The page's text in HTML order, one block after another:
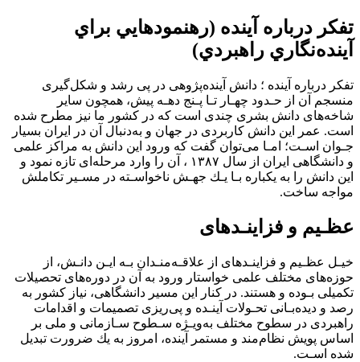
تفكر درباره آينده (رهنمودهايي براي
آينده‌نگاري راهبردي)
تفكر درباره آينده ؛ داﻧﺶ آﻳﻨﺪهﭘﮋوﻫﻰ در ﭘﻰ رﺷﺪ و ﺷﻜﻞﮔﻴﺮى
ﻣﻨﺴﺠﻢ آن از ﺣـﺪود ﭼﻬـﺎر ﺗـﺎ ﭘـﻨﺞ دﻫـﻪ ﭘﻴﺶ، ﻫﻤﭽﻮن ﺳﺎﻳﺮ
ﺷﺎﺧﻪﻫﺎى داﻧﺶ ﺑﺸﺮى ﭼﻨﺪى اﺳﺖ ﻛﻪ در ﻛﺸﻮر ﻣﺎ ﻧﻴﺰ ﻣﻄﺮح ﺷﺪه
اﺳﺖ. ﻋﻤﺮ اﻳﻦ داﻧﺶ ﻛﺎرﺑﺮدى در ﺟﻬﺎن و ﺑﻪدﻧﺒﺎل آن در اﻳﺮان ﺑﺴﻴﺎر
ﺟـﻮان اﺳـﺖ؛ اﻣـﺎ ﻣﻰﺗﻮان ﮔﻔﺖ ﻛﻪ ورود اﻳﻦ داﻧﺶ ﺑﻪ ﻣﺮاﻛﺰ ﻋﻠﻤﻰ
و داﻧﺸﮕﺎﻫﻰ اﻳﺮان از ﺳﺎل ١٣٨٧ ، آن را وارد ﻣﺮﺣﻠﻪاى ﺗﺎزه ﻧﻤﻮد و
اﻳﻦ داﻧﺶ را ﺑﻪ ﻳﻜﺒﺎره ﺑـﺎ ﻳـﻚ ﺟﻬـﺶ ﻧﺎﺧﻮاﺳـﺘﻪ در ﻣﺴـﻴﺮ ﺗﻜﺎﻣﻠﺶ
ﻣﻮاﺟﻪ ﺳﺎﺧﺖ.
ﻋﻈـﻴﻢ و ﻓﺰاﻳﻨـﺪهاى
ﺧﻴـﻞ ﻋﻈـﻴﻢ و ﻓﺰاﻳﻨـﺪهاى از ﻋﻼﻗـﻪﻣﻨـﺪان ﺑـﻪ اﻳـﻦ داﻧـﺶ، از
ﺣﻮزهﻫﺎى ﻣﺨﺘﻠﻒ ﻋﻠﻤﻰ ﺧﻮاﺳﺘﺎر ورود ﺑﻪ آن در دورهﻫﺎى ﺗﺤﺼﻴﻼت
ﺗﻜﻤﻴﻠﻰ ﺑـﻮده و ﻫﺴﺘﻨﺪ. در ﻛﻨﺎر اﻳﻦ ﻣﺴﻴﺮ داﻧﺸﮕﺎﻫﻰ، ﻧﻴﺎز ﻛﺸﻮر ﺑﻪ
رﺻﺪ و دﻳﺪهﺑـﺎﻧﻰ ﺗﺤـﻮﻻت آﻳﻨـﺪه و ﭘﻰرﻳﺰى ﺗﺼﻤﻴﻤﺎت و اﻗﺪاﻣﺎت
راﻫﺒﺮدى در ﺳﻄﻮح ﻣﺨﺘﻠﻒ ﺑﻪوﻳـﮋه ﺳـﻄﻮح ﺳـﺎزﻣﺎﻧﻰ و ﻣﻠﻰ ﺑﺮ
اﺳﺎس ﭘﻮﻳﺶ ﻧﻈﺎمﻣﻨﺪ و ﻣﺴﺘﻤﺮ آﻳﻨﺪه، اﻣﺮوز ﺑﻪ ﻳﻚ ﺿﺮورت ﺗﺒﺪﻳﻞ
ﺷﺪه اﺳـﺖ.